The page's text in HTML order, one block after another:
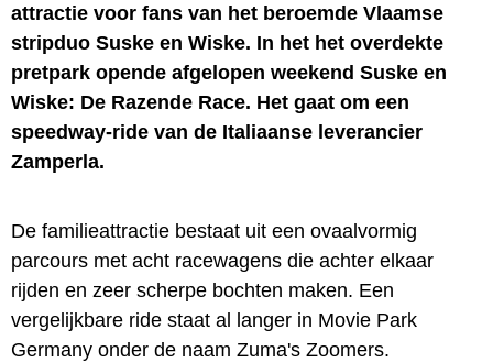
attractie voor fans van het beroemde Vlaamse
stripduo Suske en Wiske. In het het overdekte
pretpark opende afgelopen weekend Suske en
Wiske: De Razende Race. Het gaat om een
speedway-ride van de Italiaanse leverancier
Zamperla.
De familieattractie bestaat uit een ovaalvormig
parcours met acht racewagens die achter elkaar
rijden en zeer scherpe bochten maken. Een
vergelijkbare ride staat al langer in Movie Park
Germany onder de naam Zuma's Zoomers.